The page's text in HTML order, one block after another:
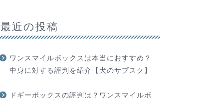
最近の投稿
ワンスマイルボックスは本当におすすめ？
中身に対する評判を紹介【犬のサブスク】
ドギーボックスの評判は？ワンスマイルボ